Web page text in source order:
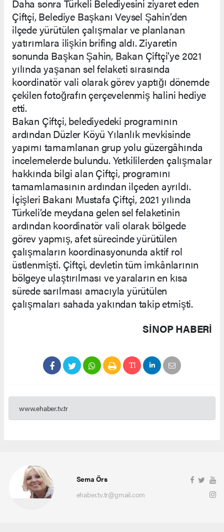
Daha sonra Türkeli Belediyesini ziyaret eden
Çiftçi, Belediye Başkanı Veysel Şahin’den
ilçede yürütülen çalışmalar ve planlanan
yatırımlara ilişkin brifing aldı. Ziyaretin
sonunda Başkan Şahin, Bakan Çiftçi’ye 2021
yılında yaşanan sel felaketi sırasında
koordinatör vali olarak görev yaptığı dönemde
çekilen fotoğrafın çerçevelenmiş halini hediye
etti.
Bakan Çiftçi, belediyedeki programının
ardından Düzler Köyü Yılanlık mevkisinde
yapımı tamamlanan grup yolu güzergâhında
incelemelerde bulundu. Yetkililerden çalışmalar
hakkında bilgi alan Çiftçi, programını
tamamlamasının ardından ilçeden ayrıldı.
İçişleri Bakanı Mustafa Çiftçi, 2021 yılında
Türkeli’de meydana gelen sel felaketinin
ardından koordinatör vali olarak bölgede
görev yapmış, afet sürecinde yürütülen
çalışmaların koordinasyonunda aktif rol
üstlenmişti. Çiftçi, devletin tüm imkânlarının
bölgeye ulaştırılması ve yaraların en kısa
sürede sarılması amacıyla yürütülen
çalışmaları sahada yakından takip etmişti.
SINOP HABERİ
www.ehaber.tv.tr
Sema Örs
ehaber.tv.tr@gmail.com